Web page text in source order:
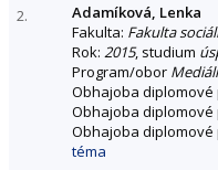
2.
Adamíková, Lenka
Fakulta: Fakulta
Rok: 2015, studium
Program/obor
Obhajoba diplomové
Obhajoba diplomové
Obhajoba diplomové
téma